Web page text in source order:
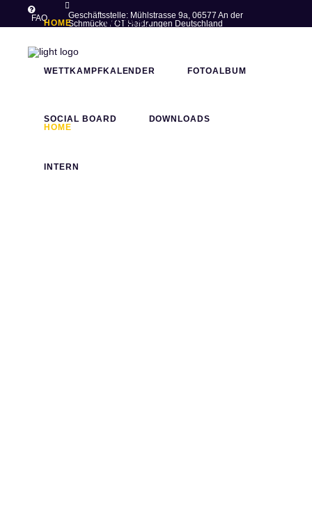
FAQ
Geschäftsstelle: Mühlstrasse 9a, 06577 An der
Schmücke / OT Heldrungen Deutschland
HOME
HOME VERBAND
WETTKAMPFKALENDER FOTOALBUM
SOCIAL BOARD DOWNLOADS
INTERN